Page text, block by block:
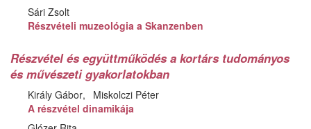
Sári Zsolt
Részvételi muzeológia a Skanzenben
Részvétel és együttműködés a kortárs tudományos
és művészeti gyakorlatokban
Király Gábor
Miskolczi Péter
A részvétel dinamikája